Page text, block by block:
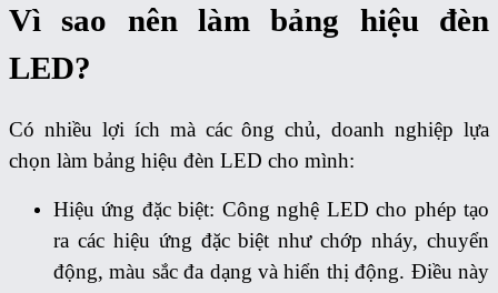
Vì sao nên làm bảng hiệu đèn
LED?
Có nhiều lợi ích mà các ông chủ, doanh nghiệp lựa
chọn làm bảng hiệu đèn LED cho mình:
Hiệu ứng đặc biệt: Công nghệ LED cho phép tạo
ra các hiệu ứng đặc biệt như chớp nháy, chuyển
động, màu sắc đa dạng và hiển thị động. Điều này